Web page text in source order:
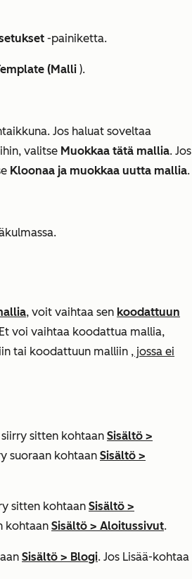
-painiketta.
(Malli ).
Jos haluat soveltaa
valitse Muokkaa tätä mallia. Jos
Kloonaa ja muokkaa uutta mallia.
, voit vaihtaa sen koodattuun
voi vaihtaa koodattua mallia,
tai koodattuun malliin , jossa ei
siirry sitten kohtaan Sisältö >
suoraan kohtaan Sisältö >
sitten kohtaan Sisältö >
kohtaan Sisältö > Aloitussivut.
Sisältö > Blogi. Jos Lisää-kohtaa